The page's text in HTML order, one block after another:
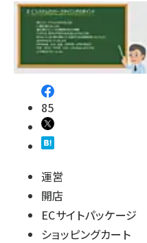
85
運営
開店
ECサイトパッケージ
ショッピングカート